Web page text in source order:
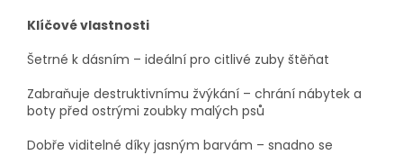
Klíčové vlastnosti
Šetrné k dásním – ideální pro citlivé zuby štěňat
Zabraňuje destruktivnímu žvýkání – chrání nábytek a
boty před ostrými zoubky malých psů
Dobře viditelné díky jasným barvám – snadno se